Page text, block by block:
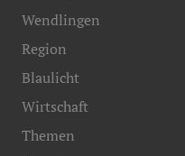
Wendlingen
Region
Blaulicht
Wirtschaft
Themen